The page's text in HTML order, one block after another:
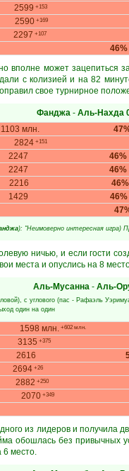
2599 +153
2590+169
2297 +107
46%
вполне может зацепиться
с колизией и на 82
свое турнирное
Фанджа - Аль-Нахда
1103 млн.
2824 +151
46%
2247
46%
2247
46%
2216
46%
1429
): "Неимоверно интересная игра)
ничью, и если гости
места и опуслись на 8
Аль-Мусанна - Аль-
с углового (пас - Рафаэль
один на один
1598 млн. +602 млн.
3135 +375
2616
2694 +26
2882 +250
2070+349
из лидеров и получила
обошлась без
6 место.